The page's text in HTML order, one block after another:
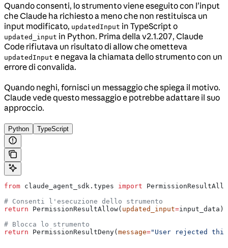
Quando consenti, lo strumento viene eseguito con l’input
che Claude ha richiesto a meno che non restituisca un
input modificato, updatedInput in TypeScript o
updated_input in Python. Prima della v2.1.207, Claude
Code rifiutava un risultato di allow che ometteva
updatedInput e negava la chiamata dello strumento con un
errore di convalida.
Quando neghi, fornisci un messaggio che spiega il motivo.
Claude vede questo messaggio e potrebbe adattare il suo
approccio.
Python TypeScript
from claude_agent_sdk.types import
# Consenti l'esecuzione dello strumento
return PermissionResultAllow( updated_input=input_data)
# Blocca lo strumento
return PermissionResultDeny( message="User rejected